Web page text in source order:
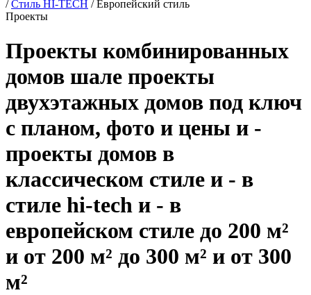
/Стиль HI-TECH /Европейский стиль
Проекты
Проекты комбинированных
домов шале проекты
двухэтажных домов под ключ
с планом, фото и цены и -
проекты домов в
классическом стиле и - в
стиле hi-tech и - в
европейском стиле до 200 м²
и от 200 м² до 300 м² и от 300
м²